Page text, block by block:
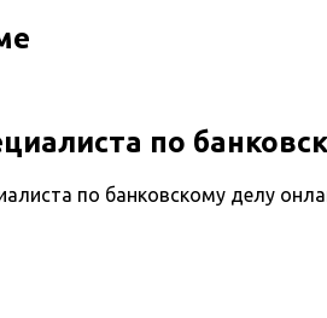
по
по банковскому делу